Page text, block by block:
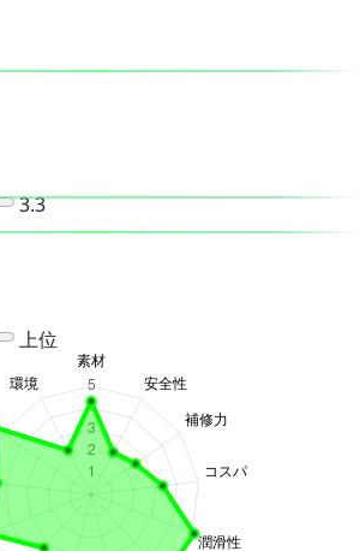
3.3
上位